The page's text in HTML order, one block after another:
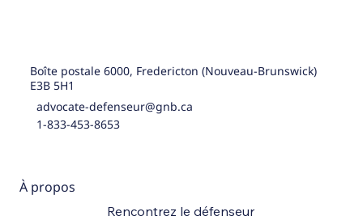
Boîte postale 6000, Fredericton (Nouveau-Brunswick)
E3B 5H1
advocate-defenseur@gnb.ca
1-833-453-8653
À propos
Rencontrez le défenseur